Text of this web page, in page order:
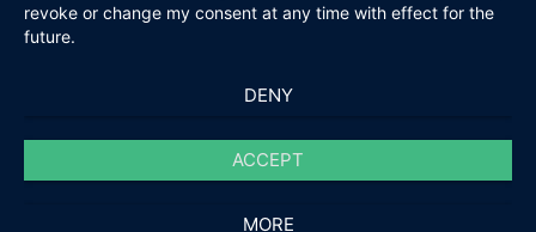
revoke or change my consent at any time with effect for the
future.
DENY
ACCEPT
MORE